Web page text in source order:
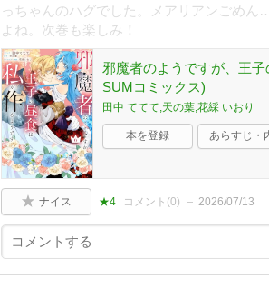
っちゃんのハグでした。メアリアンごめ
よね。次巻も楽しみ！
邪魔者のようですが、王
SUMコミックス)
田中 ててて,天の葉,花綵 いおり
本を登録 あらすじ・
ナイス ★4 コメント(0) 2026/07/13